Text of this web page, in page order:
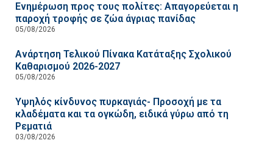
Ενημέρωση προς τους πολίτες: Απαγορεύεται η
παροχή τροφής σε ζώα άγριας πανίδας
05/08/2026
Ανάρτηση Τελικού Πίνακα Κατάταξης Σχολικού
Καθαρισμού 2026-2027
05/08/2026
Υψηλός κίνδυνος πυρκαγιάς- Προσοχή με τα
κλαδέματα και τα ογκώδη, ειδικά γύρω από τη
Ρεματιά
03/08/2026